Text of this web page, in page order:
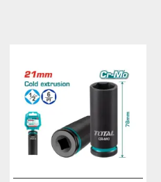
ԱՌԿԱ ՉԷ